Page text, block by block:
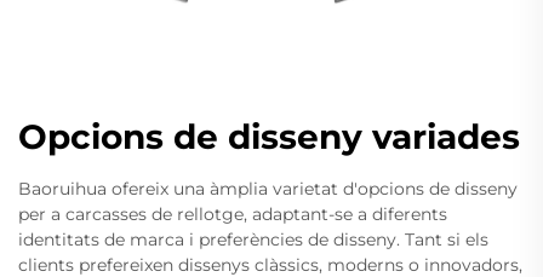
Opcions de disseny variades
Baoruihua ofereix una àmplia varietat d'opcions de disseny
per a carcasses de rellotge, adaptant-se a diferents
identitats de marca i preferències de disseny. Tant si els
clients prefereixen dissenys clàssics, moderns o innovadors,